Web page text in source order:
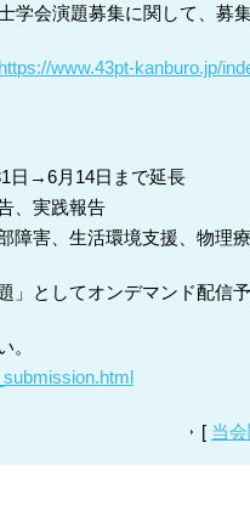
学会演題募集に関して、募
https://www.43pt-kanburo.jp/
日→6月14日まで延長
、実践報告
障害、生活環境支援、物理
としてオンデマンド配信予
。
[ 当